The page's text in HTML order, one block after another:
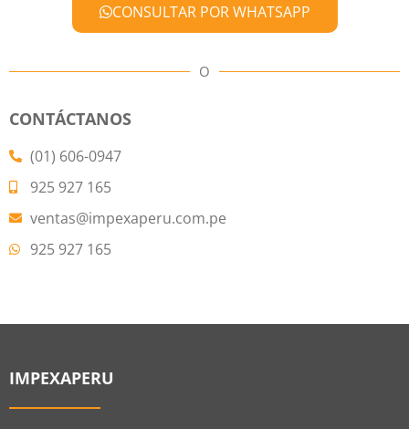
CONSULTAR POR WHATSAPP
O
CONTÁCTANOS
(01) 606-0947
925 927 165
ventas@impexaperu.com.pe
925 927 165
IMPEXAPERU